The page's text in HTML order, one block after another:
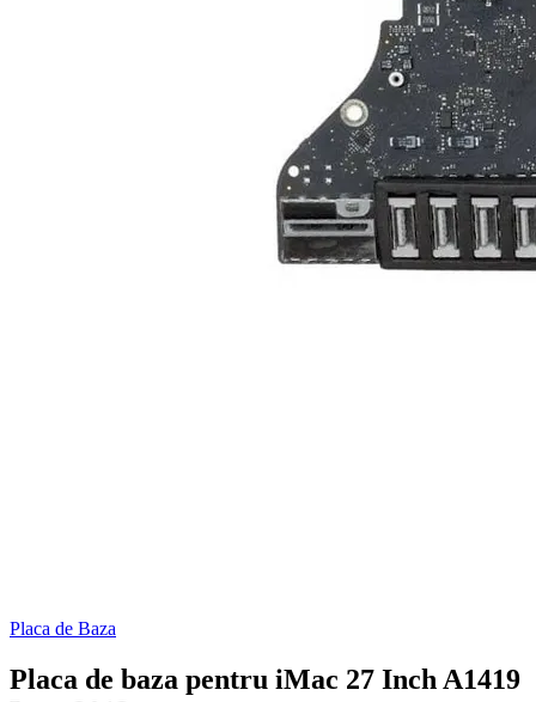
Placa de Baza
Placa de baza pentru iMac 27 Inch A1419